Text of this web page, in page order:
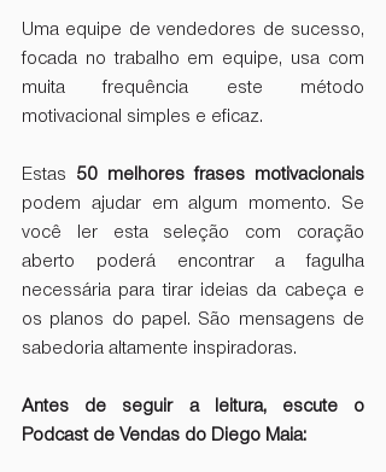
Uma equipe de vendedores de sucesso,
focada no trabalho em equipe, usa com
muita frequência este método
motivacional simples e eficaz.
Estas 50 melhores frases motivacionais
podem ajudar em algum momento. Se
você ler esta seleção com coração
aberto poderá encontrar a fagulha
necessária para tirar ideias da cabeça e
os planos do papel. São mensagens de
sabedoria altamente inspiradoras.
Antes de seguir a leitura, escute o
Podcast de Vendas do Diego Maia: